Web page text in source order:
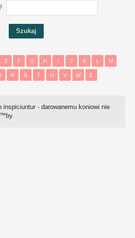
E F G H I J K L M
R S T U V W Z
inspiciuntur - darowanemu koniowi nie